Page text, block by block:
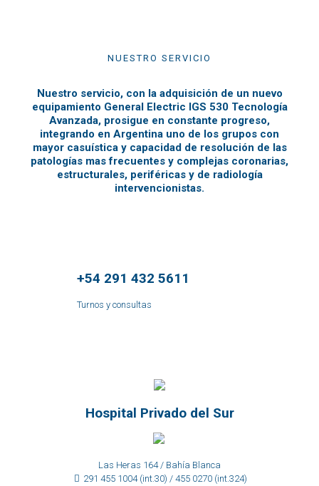
NUESTRO SERVICIO
Nuestro servicio, con la adquisición de un nuevo
equipamiento General Electric IGS 530 Tecnología
Avanzada, prosigue en constante progreso,
integrando en Argentina uno de los grupos con
mayor casuística y capacidad de resolución de las
patologías mas frecuentes y complejas coronarias,
estructurales, periféricas y de radiología
intervencionistas.
+54 291 432 5611
Turnos y consultas
Hospital Privado del Sur
Las Heras 164 / Bahía Blanca
291 455 1004 (int.30) / 455 0270 (int.324)